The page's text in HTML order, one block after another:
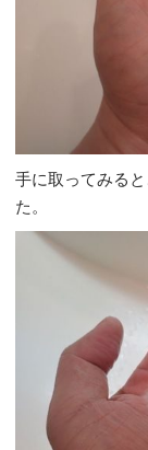
手に取ってみる
た。